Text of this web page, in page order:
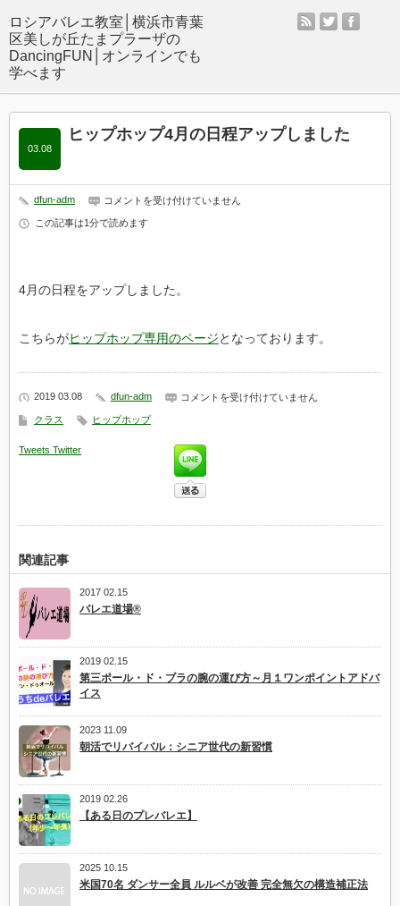
rss twitter
ヒップホップ4月の日程アップしました
03.08
dfun-adm
ヒ
プ
月
程
ア
プ
ま
た
コメントを受け付けていません
この記事は1分で読めます
4月の日程をアップしました。
こちらがヒップホップ専用のページとなっております。
2019 03.08 dfun-adm
ヒ
ッ
プ
4
月
の
程
コメントを受け付けていません
クラス ヒップホップ
Tweets Twitter
関連記事
2017 02.15
バレエ道場®
2019 02.15
第三ポール・ド・ブラの腕の運び方～月１ワンポイントアドバ
イス
2023 11.09
朝活でリバイバル：シニア世代の新習慣
2019 02.26
【ある日のプレバレエ】
2025 10.15
米国70名 ダンサー全員 ルルベが改善 完全無欠の構造補正法